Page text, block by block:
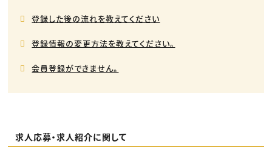
登録した後の流れを教えてください
登録情報の変更方法を教えてください。
会員登録ができません。
求人応募・求人紹介に関して